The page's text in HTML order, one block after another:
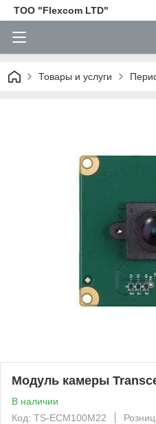
ТОО "Flexcom LTD"
Товары и услуги
Модуль камеры
В наличии
Код: TS-ECM100M22